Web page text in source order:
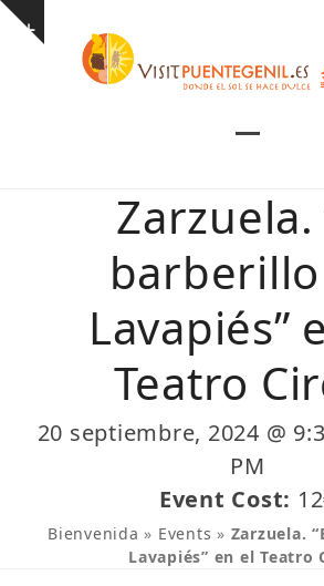
Skip
Show
mobile
menu
mobile
menu
Zarzuela.
Lavapiés”
Teatro
20 septiembre, 2024 @
PM
Event Cost:
Bienvenida » Events » Zarzuela.
Lavapiés” en el Teatro